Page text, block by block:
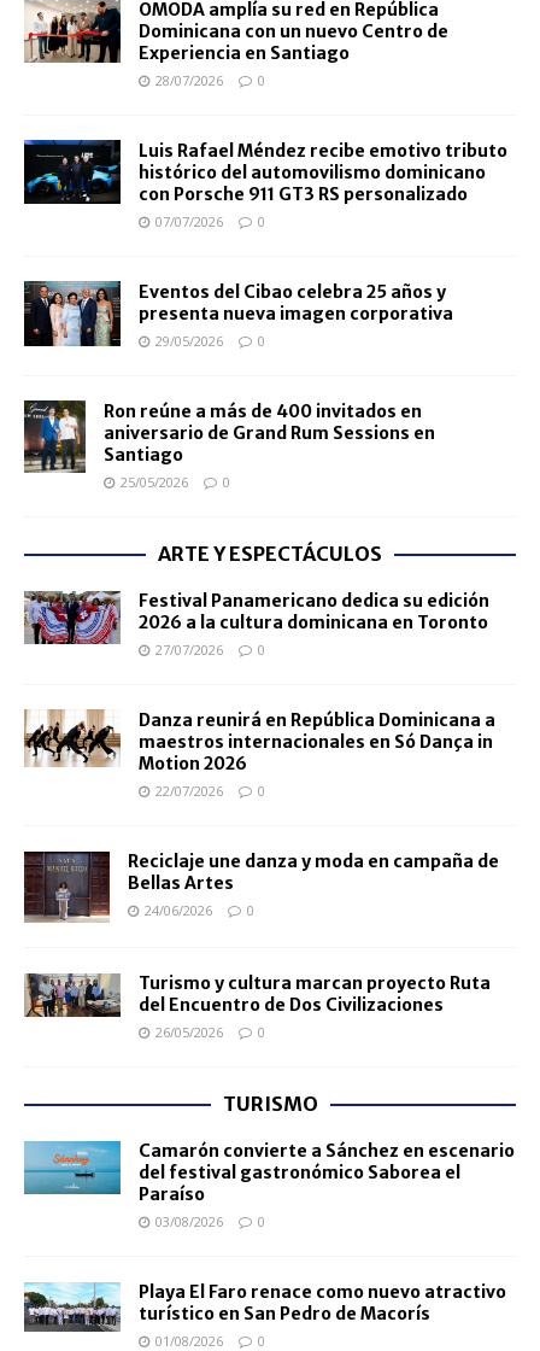
OMODA amplía su red en República
Dominicana con un nuevo Centro de
Experiencia en Santiago
28/07/2026 0
Luis Rafael Méndez recibe emotivo tributo
histórico del automovilismo dominicano
con Porsche 911 GT3 RS personalizado
07/07/2026 0
Eventos del Cibao celebra 25 años y
presenta nueva imagen corporativa
29/05/2026 0
Ron reúne a más de 400 invitados en
aniversario de Grand Rum Sessions en
Santiago
25/05/2026 0
ARTE Y ESPECTÁCULOS
Festival Panamericano dedica su edición
2026 a la cultura dominicana en Toronto
27/07/2026 0
Danza reunirá en República Dominicana a
maestros internacionales en Só Dança in
Motion 2026
22/07/2026 0
Reciclaje une danza y moda en campaña de
Bellas Artes
24/06/2026 0
Turismo y cultura marcan proyecto Ruta
del Encuentro de Dos Civilizaciones
26/05/2026 0
TURISMO
Camarón convierte a Sánchez en escenario
del festival gastronómico Saborea el
Paraíso
03/08/2026 0
Playa El Faro renace como nuevo atractivo
turístico en San Pedro de Macorís
01/08/2026 0